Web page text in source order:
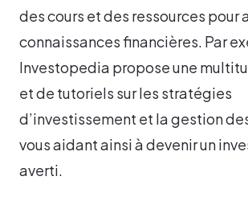
des cours et des ressources pour
connaissances financières. Par
Investopedia propose une
et de tutoriels sur les stratégies
d’investissement et la gestion
vous aidant ainsi à devenir un
averti.